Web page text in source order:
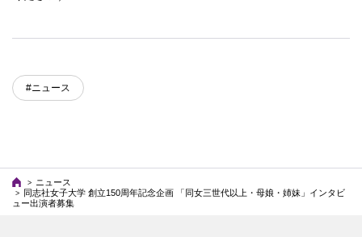
#ニュース
ニュース
同志社女子大学 創立150周年記念企画 「同女三世代以上・母娘・姉妹」インタビ
ュー出演者募集